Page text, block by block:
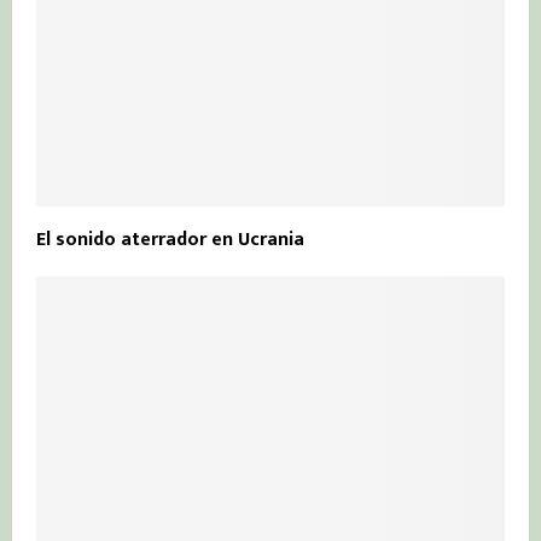
El sonido aterrador en Ucrania